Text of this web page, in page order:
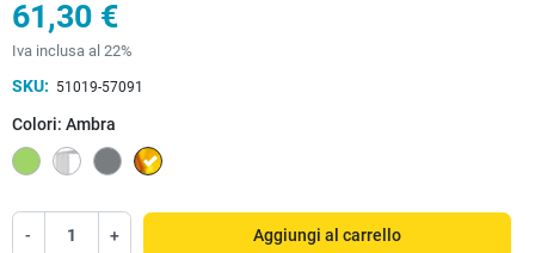
61,30 €
Iva inclusa al 22%
SKU: 51019-57091
Colori: Ambra
VerdeTrasparente
GrigioAmbra
- + Aggiungi al carrello